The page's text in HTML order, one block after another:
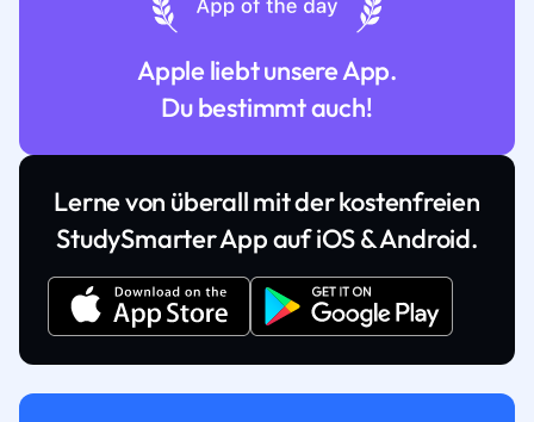
Apple liebt unsere App.
Du bestimmt auch!
Lerne von überall mit der kostenfreien
StudySmarter App auf iOS & Android.